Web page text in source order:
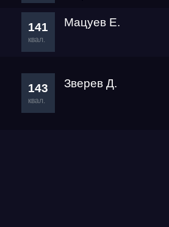
141
квал.
Мацуев Е.
143
квал.
Зверев Д.